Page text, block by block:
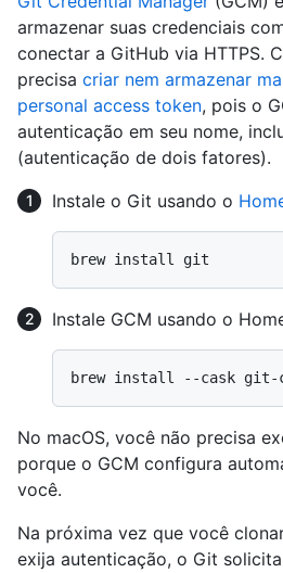
armazenar suas credenciais
conectar a GitHub via HTTPS.
precisa criar nem armazenar
personal access token, pois o
autenticação em seu nome,
(autenticação de dois fatores).
Instale o Git usando o
Instale GCM usando o
No macOS, você não precisa
porque o GCM configura
você.
Na próxima vez que você
exija autenticação, o Git